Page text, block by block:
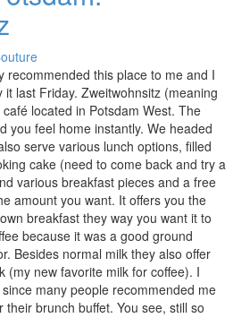
recommended this place to me and I
last Friday. Zweitwohnsitz (meaning
located in Potsdam West. The
you feel home instantly. We headed
serve various lunch options, filled
cake (need to come back and try a
various breakfast pieces and a free
amount you want. It offers you the
breakfast they way you want it to
because it was a good ground
Besides normal milk they also offer
(my new favorite milk for coffee). I
many people recommended me
brunch buffet. You see, still so